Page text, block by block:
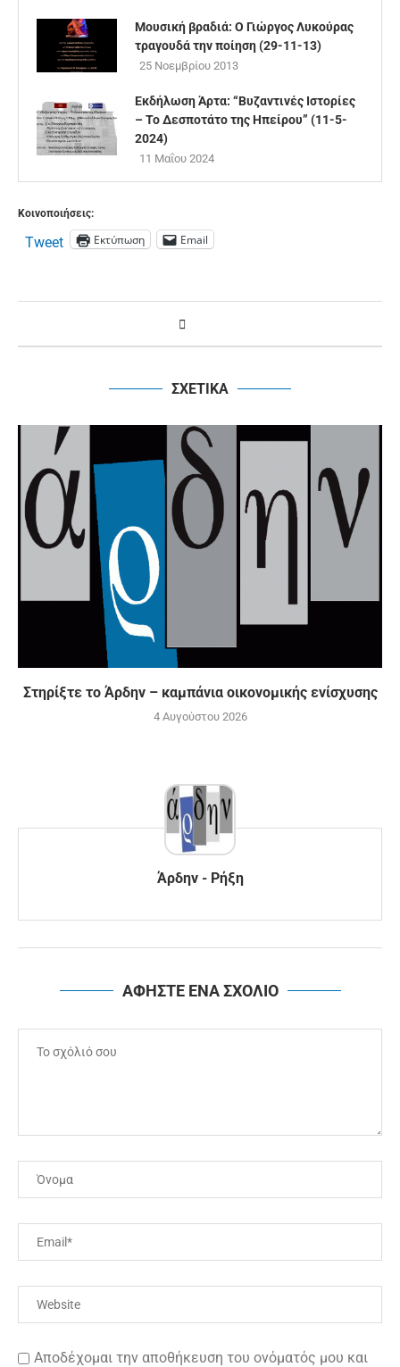
Μουσική βραδιά: Ο Γιώργος Λυκούρας
τραγουδά την ποίηση (29-11-13)
25 Νοεμβρίου 2013
Εκδήλωση Άρτα: “Βυζαντινές Ιστορίες
– Το Δεσποτάτο της Ηπείρου” (11-5-
2024)
11 Μαΐου 2024
Κοινοποιήσεις:
Tweet Εκτύπωση Email
ΣΧΕΤΙΚΑ
Στηρίξτε το Άρδην – καμπάνια οικονομικής ενίσχυσης
4 Αυγούστου 2026
Άρδην - Ρήξη
ΑΦΗΣΤΕ ΕΝΑ ΣΧΟΛΙΟ
Αποδέχομαι την αποθήκευση του ονόματός μου και